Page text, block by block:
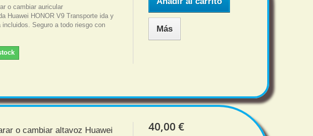
o cambiar auricular
Huawei HONOR V9 Transporte ida y
incluidos. Seguro a todo riesgo con
Más
o cambiar altavoz Huawei
40,00 €